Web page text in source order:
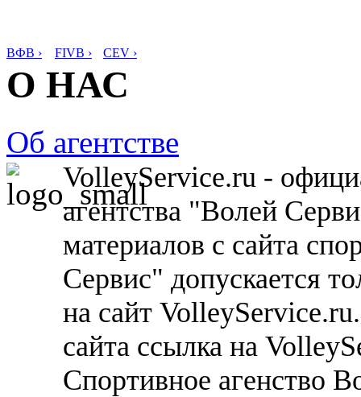
ВФВ › FIVB › CEV ›
О НАС
Об агентстве
VolleyService.ru -
агентства "Волей
материалов с сайта
Сервис" допускается
на сайт
сайта ссылка на
Спортивное агенство